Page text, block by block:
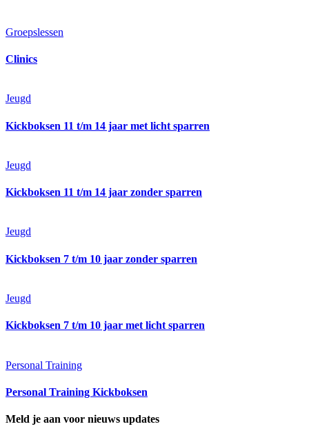
Groepslessen
Clinics
Jeugd
Kickboksen 11 t/m 14 jaar met licht sparren
Jeugd
Kickboksen 11 t/m 14 jaar zonder sparren
Jeugd
Kickboksen 7 t/m 10 jaar zonder sparren
Jeugd
Kickboksen 7 t/m 10 jaar met licht sparren
Personal Training
Personal Training Kickboksen
Meld je aan voor nieuws updates